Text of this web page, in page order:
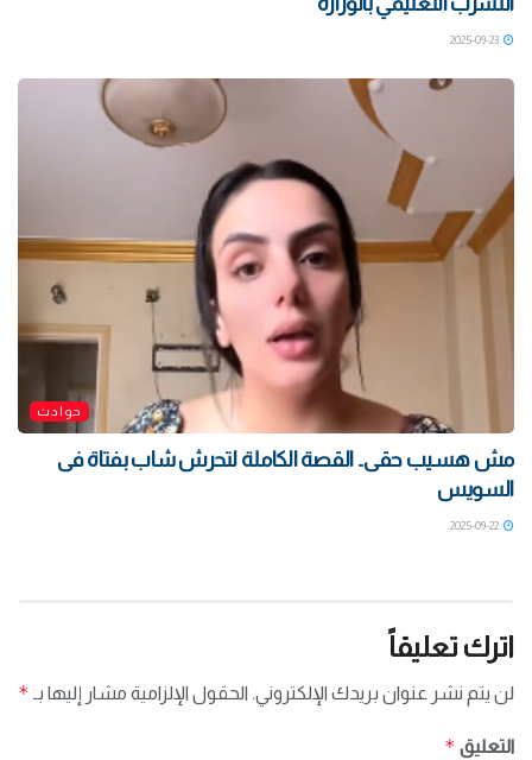
حوادث
مش هسيب حقى.. القصة الكاملة لتحرش شاب بفتاة فى
السويس
اترك تعليقاً
لن يتم نشر عنوان بريدك الإلكتروني. الحقول الإلزامية مشار إليها بـ *
التعليق *